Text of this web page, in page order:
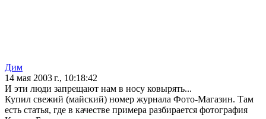
Дим
14 мая 2003 г., 10:18:42
И эти люди запрещают нам в носу ковырять...
Купил свежий (майский) номер журнала Фото-Магазин. Там
есть статья, где в качестве примера разбирается фотография